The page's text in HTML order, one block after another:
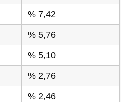
% 7,42
% 5,76
% 5,10
% 2,76
% 2,46